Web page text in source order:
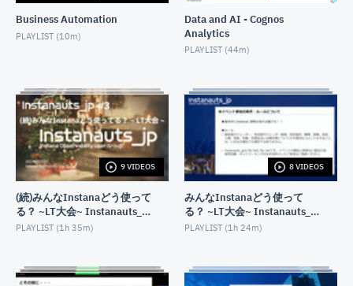
データベース ハンズオン超入門 Db2 on Cloudを使っ
JULY 27, 2023
1時間でわかる&魅せる! Db2 LUW 11.5.8の最新情報
JUNE 28, 2023
Db2 pureScale on AWS登場！(Database Dojo)
DECEMBER 20, 2022
OCTOBER 3, 2022
Business Automation
PLAYLIST (10m)
Data and AI - Cognos
Analytics
PLAYLIST (44m)
9 VIDEOS
(続)みんなInstanaどう使って
る？ ~LT大会~ Instanauts_jp
#3
PLAYLIST (1h 35m)
8 VIDEOS
みんなInstanaどう使って
る？ ~LT大会~ Instanauts_jp
#2
PLAYLIST (1h 24m)